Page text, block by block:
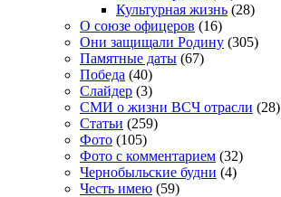
Культурная жизнь (28)
О союзе офицеров (16)
Они защищали Родину (305)
Памятные даты (67)
Победа (40)
Слайдер (3)
СМИ о жизни ВСЧ отрасли (28)
Статьи (259)
Фото (105)
Фото с комментарием (32)
Чернобыльские будни (4)
Честь имею (59)